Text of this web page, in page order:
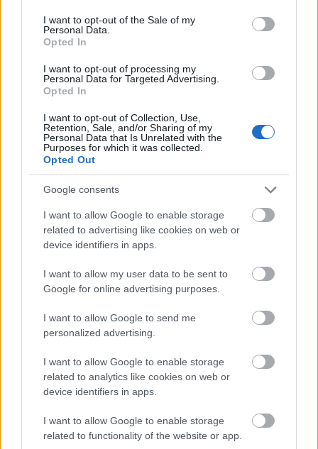
consent section.
I want to opt-out of the Sale of my
Personal Data.
Opted In
I want to opt-out of processing my
Personal Data for Targeted Advertising.
Opted In
I want to opt-out of Collection, Use,
Retention, Sale, and/or Sharing of my
Personal Data that Is Unrelated with the
Purposes for which it was collected.
Opted Out
Google consents
I want to allow Google to enable storage
related to advertising like cookies on web or
device identifiers in apps.
I want to allow my user data to be sent to
Google for online advertising purposes.
I want to allow Google to send me
personalized advertising.
I want to allow Google to enable storage
related to analytics like cookies on web or
device identifiers in apps.
I want to allow Google to enable storage
related to functionality of the website or app.
humanoidalny
robot, którego
możesz kupić. Za
już dostępna. Co
zmienia?
dwa urządzenia
przydać się w
DodajTabletowojako preferowane źródło w
Nasze artykuły będą częściej pojawiać się w Twoich wynikach
Udostępnij UdostępnijUdostępnijUdostępnij
Fan niemal wszystkiego związanego z technologią, a w
szczególności urządzeń wearable. Możecie tu trafić na